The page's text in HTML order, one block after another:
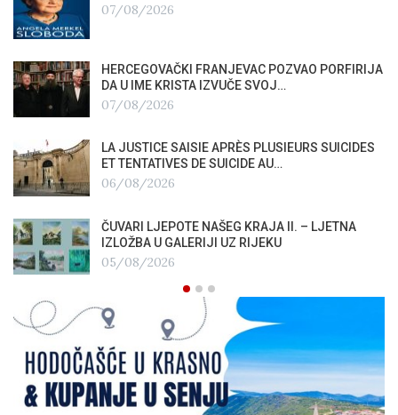
07/08/2026
HERCEGOVAČKI FRANJEVAC POZVAO PORFIRIJA
DA U IME KRISTA IZVUČE SVOJ…
07/08/2026
LA JUSTICE SAISIE APRÈS PLUSIEURS SUICIDES
ET TENTATIVES DE SUICIDE AU…
06/08/2026
ČUVARI LJEPOTE NAŠEG KRAJA II. – LJETNA
IZLOŽBA U GALERIJI UZ RIJEKU
05/08/2026